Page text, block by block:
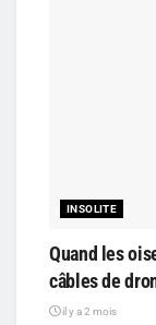
INSOLITE
Quand les
câbles de
il y a 2 mois